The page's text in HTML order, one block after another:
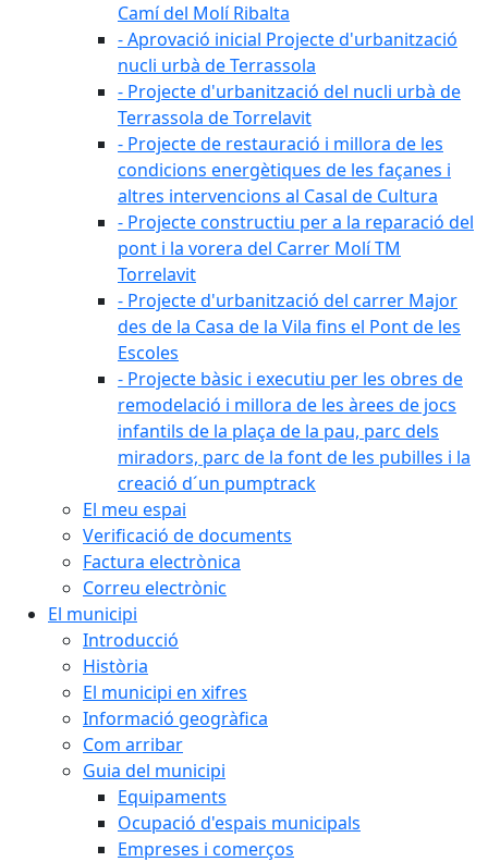
Camí del Molí Ribalta
- Aprovació inicial Projecte d'urbanització
nucli urbà de Terrassola
- Projecte d'urbanització del nucli urbà de
Terrassola de Torrelavit
- Projecte de restauració i millora de les
condicions energètiques de les façanes i
altres intervencions al Casal de Cultura
- Projecte constructiu per a la reparació del
pont i la vorera del Carrer Molí TM
Torrelavit
- Projecte d'urbanització del carrer Major
des de la Casa de la Vila fins el Pont de les
Escoles
- Projecte bàsic i executiu per les obres de
remodelació i millora de les àrees de jocs
infantils de la plaça de la pau, parc dels
miradors, parc de la font de les pubilles i la
creació d´un pumptrack
El meu espai
Verificació de documents
Factura electrònica
Correu electrònic
El municipi
Introducció
Història
El municipi en xifres
Informació geogràfica
Com arribar
Guia del municipi
Equipaments
Ocupació d'espais municipals
Empreses i comerços